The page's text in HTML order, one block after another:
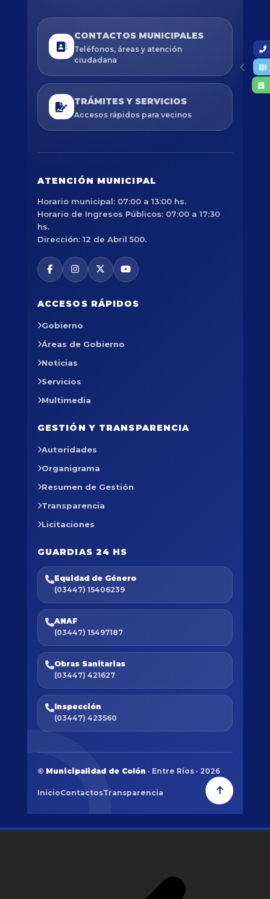
CONTACTOS MUNICIPALES
Teléfonos, áreas y atención
ciudadana
TRÁMITES Y SERVICIOS
Accesos rápidos para vecinos
ATENCIÓN MUNICIPAL
Horario municipal: 07:00 a 13:00 hs.
Horario de Ingresos Públicos: 07:00 a 17:30
hs.
Dirección: 12 de Abril 500.
ACCESOS RÁPIDOS
Gobierno
Áreas de Gobierno
Noticias
Servicios
Multimedia
GESTIÓN Y TRANSPARENCIA
Autoridades
Organigrama
Resumen de Gestión
Transparencia
Licitaciones
GUARDIAS 24 HS
Equidad de Género
(03447) 15406239
ANAF
(03447) 15497187
Obras Sanitarias
(03447) 421627
Inspección
(03447) 423560
© Municipalidad de Colón · Entre Ríos · 2026
InicioContactosTransparencia